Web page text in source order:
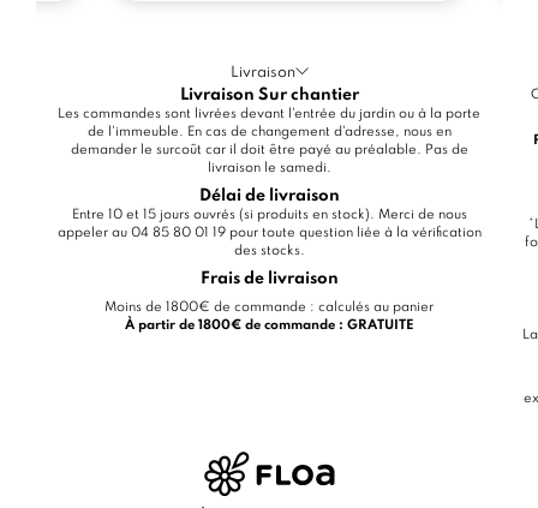
Livraison
Livraison Sur chantier
Les commandes sont livrées devant l'entrée du jardin ou à la porte
de l'immeuble. En cas de changement d'adresse, nous en
demander le surcoût car il doit être payé au préalable. Pas de
livraison le samedi.
Délai de livraison
Entre 10 et 15 jours ouvrés (si produits en stock). Merci de nous
appeler au 04 85 80 01 19 pour toute question liée à la vérification
des stocks.
Frais de livraison
Moins de 1800€ de commande : calculés au panier
À partir de 1800€ de commande : GRATUITE